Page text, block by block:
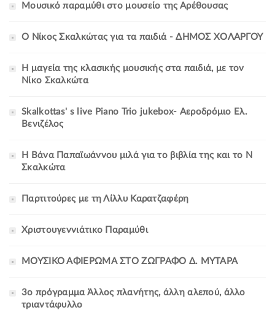
Μουσικό παραμύθι στο μουσείο της Αρέθουσας
Ο Νίκος Σκαλκώτας για τα παιδιά - ΔΗΜΟΣ ΧΟΛΑΡΓΟΥ
Η μαγεία της κλασικής μουσικής στα παιδιά, με τον
Νίκο Σκαλκώτα
Skalkottas' s live Piano Trio jukebox- Αεροδρόμιο Ελ.
Βενιζέλος
Η Βάνα Παπαϊωάννου μιλά για το βιβλία της και το Ν
Σκαλκώτα
Παρτιτούρες με τη Λίλλυ Καρατζαφέρη
Χριστουγεννιάτικο Παραμύθι
ΜΟΥΣΙΚΟ ΑΦΙΕΡΩΜΑ ΣΤΟ ΖΩΓΡΑΦΟ Δ. ΜΥΤΑΡΑ
3ο πρόγραμμα Άλλος πλανήτης, άλλη αλεπού, άλλο
τριαντάφυλλο